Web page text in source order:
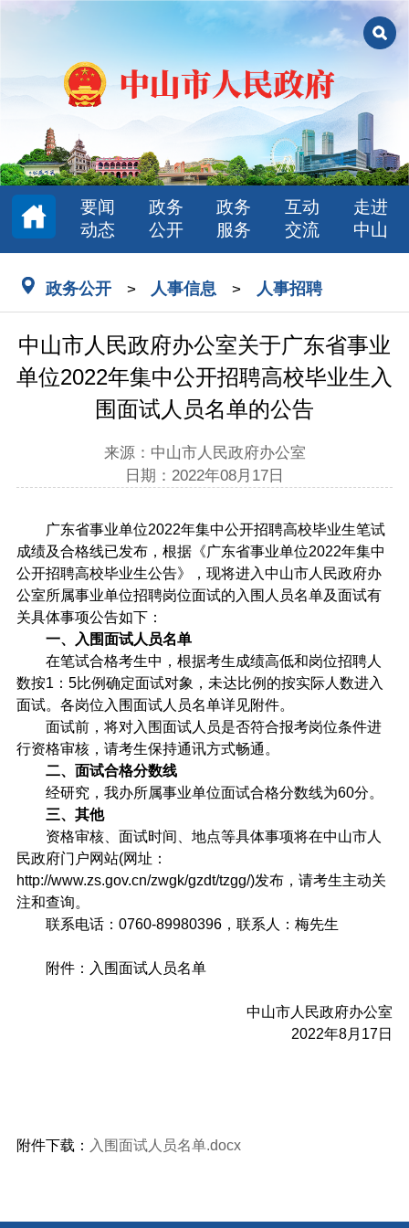
要闻
动态
政务
公开
政务
服务
互动
交流
走进
中山
政务公开 > 人事信息 > 人事招聘
中山市人民政府办公室关于广东省事业
单位2022年集中公开招聘高校毕业生入
围面试人员名单的公告
来源：中山市人民政府办公室
日期：2022年08月17日
广东省事业单位2022年集中公开招聘高校毕业生笔试
成绩及合格线已发布，根据《广东省事业单位2022年集中
公开招聘高校毕业生公告》，现将进入中山市人民政府办
公室所属事业单位招聘岗位面试的入围人员名单及面试有
关具体事项公告如下：
一、入围面试人员名单
在笔试合格考生中，根据考生成绩高低和岗位招聘人
数按1：5比例确定面试对象，未达比例的按实际人数进入
面试。各岗位入围面试人员名单详见附件。
面试前，将对入围面试人员是否符合报考岗位条件进
行资格审核，请考生保持通讯方式畅通。
二、面试合格分数线
经研究，我办所属事业单位面试合格分数线为60分。
三、其他
资格审核、面试时间、地点等具体事项将在中山市人
民政府门户网站(网址：
http://www.zs.gov.cn/zwgk/gzdt/tzgg/)发布，请考生主动关
注和查询。
联系电话：0760-89980396，联系人：梅先生
附件：入围面试人员名单
中山市人民政府办公室
2022年8月17日
附件下载： 入围面试人员名单.docx